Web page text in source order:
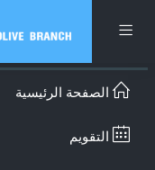
واجهة جانبية
الصفحة الرئيسية
التقويم